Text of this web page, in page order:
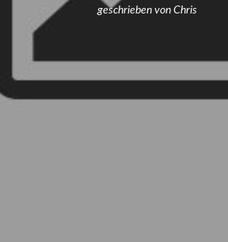
geschrieben von Chris